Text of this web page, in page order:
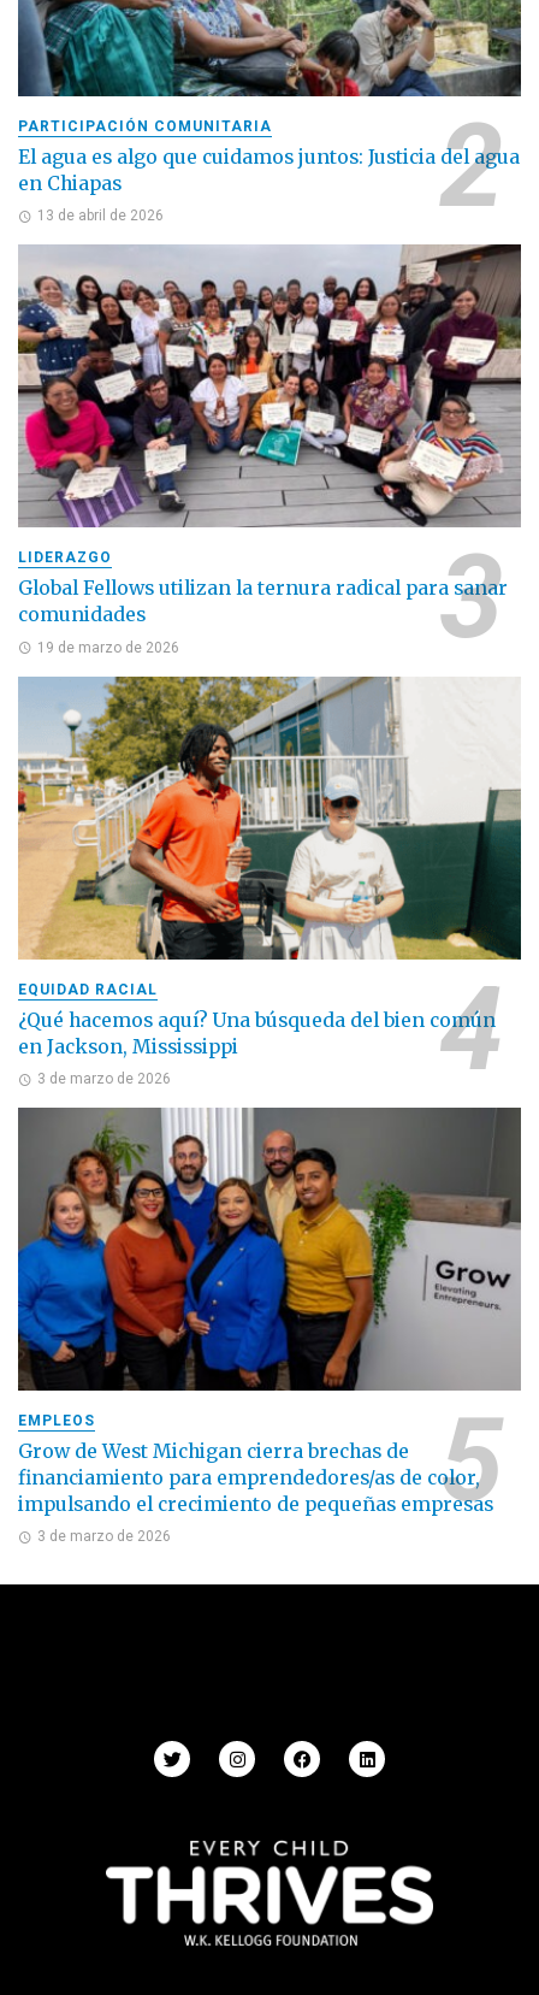
PARTICIPACIÓN COMUNITARIA
El agua es algo que cuidamos juntos: Justicia del agua
en Chiapas
13 de abril de 2026
LIDERAZGO
Global Fellows utilizan la ternura radical para sanar
comunidades
19 de marzo de 2026
EQUIDAD RACIAL
¿Qué hacemos aquí? Una búsqueda del bien común
en Jackson, Mississippi
3 de marzo de 2026
EMPLEOS
Grow de West Michigan cierra brechas de
financiamiento para emprendedores/as de color,
impulsando el crecimiento de pequeñas empresas
3 de marzo de 2026